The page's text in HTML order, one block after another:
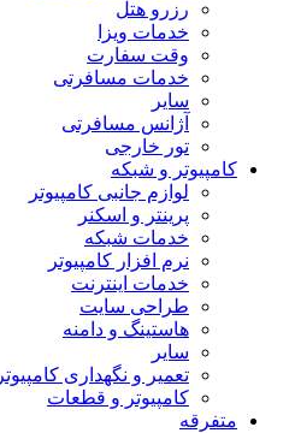
رزرو هتل
خدمات ویزا
وقت سفارت
خدمات مسافرتی
سایر
آژانس مسافرتی
تور خارجی
کامپیوتر و شبکه
لوازم جانبی کامپیوتر
پرینتر و اسکنر
خدمات شبکه
نرم افزار کامپیوتر
خدمات اینترنت
طراحی سایت
هاستینگ و دامنه
سایر
تعمیر و نگهداری کامپیوتر
کامپیوتر و قطعات
متفرقه